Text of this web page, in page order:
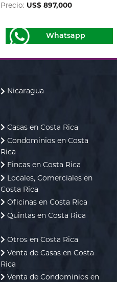
Precio: US$ 897,000
Whatsapp
Nicaragua
Casas en Costa Rica
Condominios en Costa
Rica
Fincas en Costa Rica
Locales, Comerciales en
Costa Rica
Oficinas en Costa Rica
Quintas en Costa Rica
Otros en Costa Rica
Venta de Casas en Costa
Rica
Venta de Condominios en